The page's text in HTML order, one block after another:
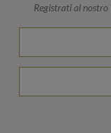
Registrati al